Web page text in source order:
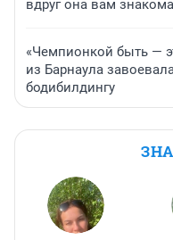
вдруг она вам знакома
«Чемпионкой быть —
из Барнаула
бодибилдингу